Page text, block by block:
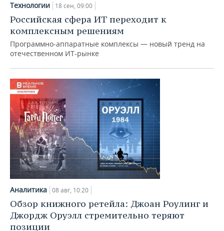
Технологии 18 сен, 09:00
Российская сфера ИТ переходит к
комплексным решениям
Программно-аппаратные комплексы — новый тренд на
отечественном ИТ-рынке
Аналитика 08 авг, 10:20
Обзор книжного ретейла: Джоан Роулинг и
Джордж Оруэлл стремительно теряют
позиции